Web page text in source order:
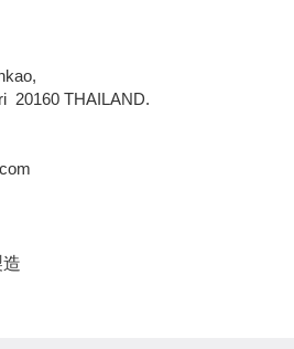
20160 THAILAND.